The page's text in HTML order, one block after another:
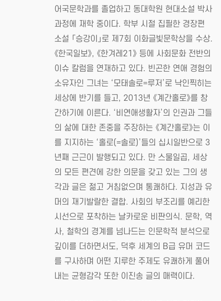
어국문학과를 졸업하고 동대학원 현대소설 박사
과정에 재학 중이다. 학부 시절 집필한 경장편
소설 「승강이」로 제7회 이화글빛문학상을 수상.
《한국일보》, 《한겨레21》 등에 사회문화 전반의
이슈 칼럼을 연재하고 있다. 빈곤한 연애 경험의
소유자인 그녀는 ‘모태솔로=루저’로 낙인찍히는
세상에 반기를 들고, 2013년 《계간홀로》를 창
간하기에 이른다. ‘비연애생활자’의 인권과 그들
의 삶에 대한 존중을 주장하는 《계간홀로》는 이
를 지지하는 ‘홀로(=솔로)’들의 십시일반으로 3
년째 근근이 발행되고 있다. 만 스물일곱, 세상
의 모든 편견에 강한 의문을 갖고 있는 그의 생
각과 글은 젊고 거침없으며 통쾌하다. 지성과 유
머의 재기발랄한 결합. 사회의 부조리를 예리한
시선으로 포착하는 날카로운 비판의식. 문학, 역
사, 철학의 경계를 넘나드는 인문학적 분석으로
깊이를 더하면서도, 덕후 세계의 B급 유머 코드
를 구사하며 어떤 지루한 주제도 유쾌하게 풀어
내는 균형감각 또한 이진송 글의 매력이다.